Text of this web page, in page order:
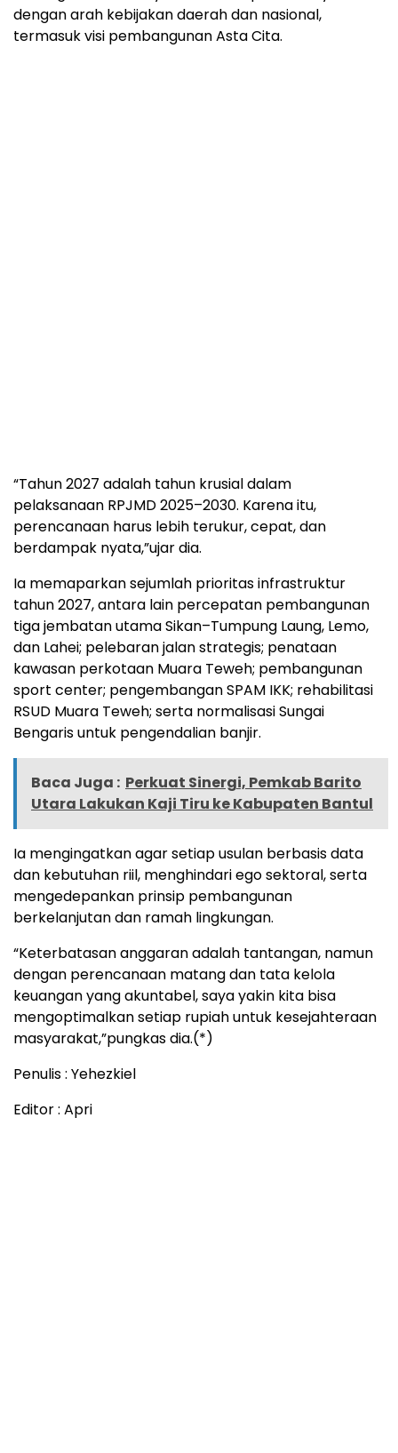
dengan arah kebijakan daerah dan nasional,
termasuk visi pembangunan Asta Cita.
“Tahun 2027 adalah tahun krusial dalam
pelaksanaan RPJMD 2025–2030. Karena itu,
perencanaan harus lebih terukur, cepat, dan
berdampak nyata,”ujar dia.
Ia memaparkan sejumlah prioritas infrastruktur
tahun 2027, antara lain percepatan pembangunan
tiga jembatan utama Sikan–Tumpung Laung, Lemo,
dan Lahei; pelebaran jalan strategis; penataan
kawasan perkotaan Muara Teweh; pembangunan
sport center; pengembangan SPAM IKK; rehabilitasi
RSUD Muara Teweh; serta normalisasi Sungai
Bengaris untuk pengendalian banjir.
Baca Juga : Perkuat Sinergi, Pemkab Barito
Utara Lakukan Kaji Tiru ke Kabupaten Bantul
Ia mengingatkan agar setiap usulan berbasis data
dan kebutuhan riil, menghindari ego sektoral, serta
mengedepankan prinsip pembangunan
berkelanjutan dan ramah lingkungan.
“Keterbatasan anggaran adalah tantangan, namun
dengan perencanaan matang dan tata kelola
keuangan yang akuntabel, saya yakin kita bisa
mengoptimalkan setiap rupiah untuk kesejahteraan
masyarakat,”pungkas dia.(*)
Penulis : Yehezkiel
Editor : Apri